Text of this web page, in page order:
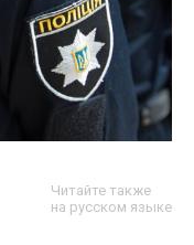
Читайте также
на русском языке